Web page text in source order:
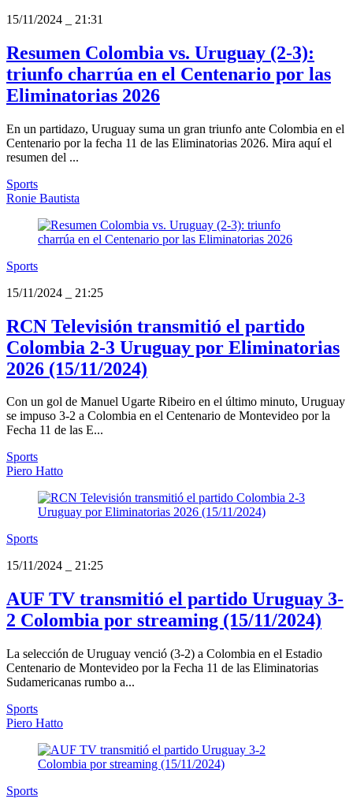
15/11/2024
21:31
Resumen Colombia vs. Uruguay (2-3):
triunfo charrúa en el Centenario por las
Eliminatorias 2026
En un partidazo, Uruguay suma un gran triunfo ante Colombia en el
Centenario por la fecha 11 de las Eliminatorias 2026. Mira aquí el
resumen del ...
Sports
Ronie Bautista
Sports
15/11/2024
21:25
RCN Televisión transmitió el partido
Colombia 2-3 Uruguay por Eliminatorias
2026 (15/11/2024)
Con un gol de Manuel Ugarte Ribeiro en el último minuto, Uruguay
se impuso 3-2 a Colombia en el Centenario de Montevideo por la
Fecha 11 de las E...
Sports
Piero Hatto
Sports
15/11/2024
21:25
AUF TV transmitió el partido Uruguay 3-
2 Colombia por streaming (15/11/2024)
La selección de Uruguay venció (3-2) a Colombia en el Estadio
Centenario de Montevideo por la Fecha 11 de las Eliminatorias
Sudamericanas rumbo a...
Sports
Piero Hatto
Sports